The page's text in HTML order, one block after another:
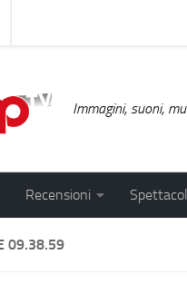
Immagini, suoni,
Recensioni
09.38.59